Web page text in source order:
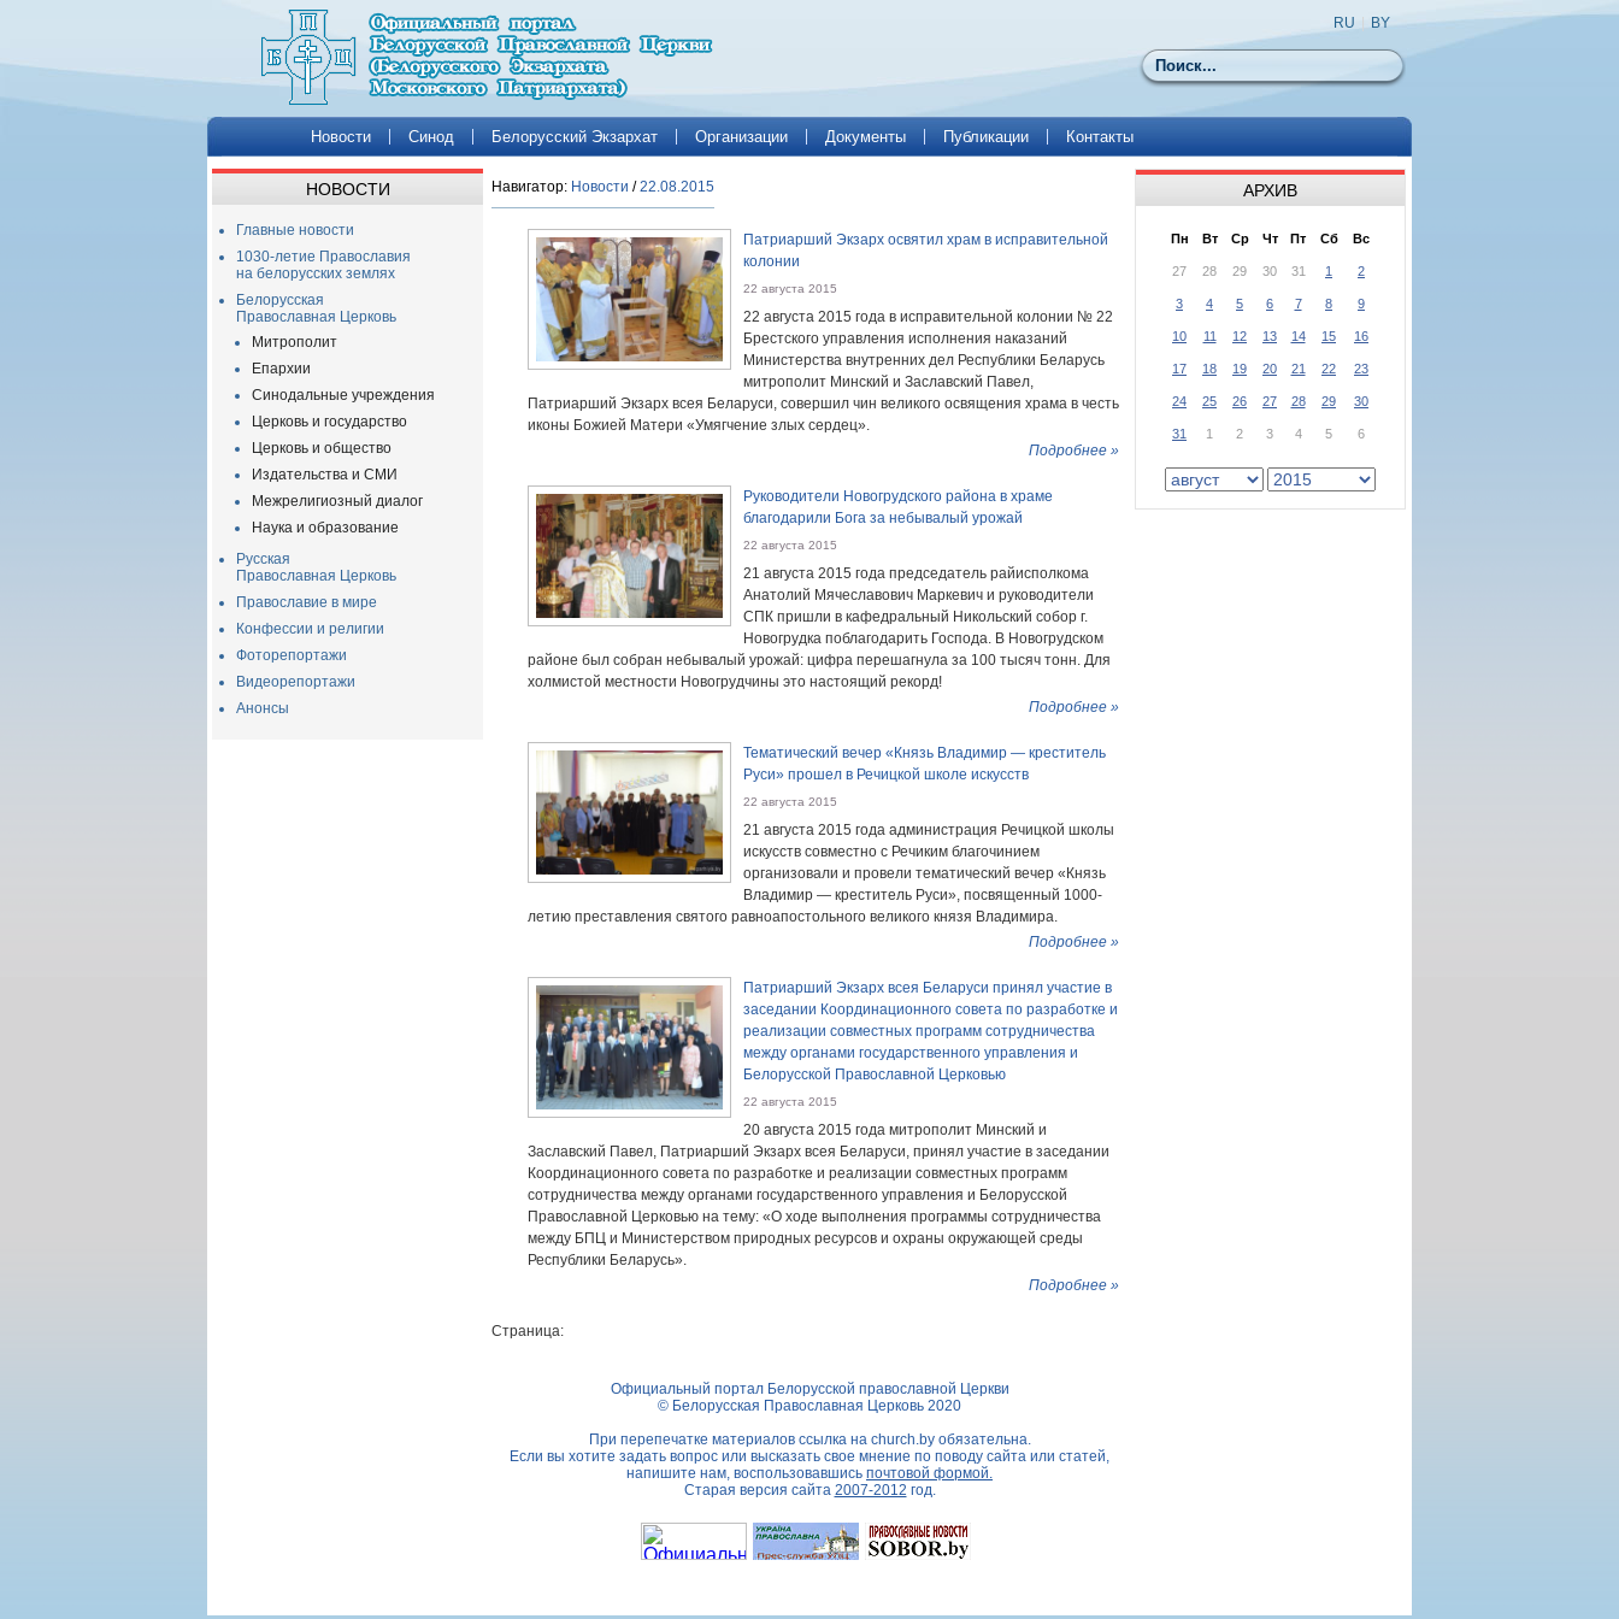
Поиск
RU BY
Новости Синод Белорусский Экзархат Организации Документы Публикации Контакты
НОВОСТИ
Главные новости
1030-летие Православия
на белорусских землях
Белорусская
Православная Церковь
Митрополит
Епархии
Синодальные учреждения
Церковь и государство
Церковь и общество
Издательства и СМИ
Межрелигиозный диалог
Наука и образование
Русская
Православная Церковь
Православие в мире
Конфессии и религии
Фоторепортажи
Видеорепортажи
Анонсы
Навигатор: Новости /22.08.2015
Патриарший Экзарх освятил храм в исправительной
колонии
22 августа 2015
22 августа 2015 года в исправительной колонии № 22
Брестского управления исполнения наказаний
Министерства внутренних дел Республики Беларусь
митрополит Минский и Заславский Павел,
Патриарший Экзарх всея Беларуси, совершил чин великого освящения храма в честь
иконы Божией Матери «Умягчение злых сердец».
Подробнее »
Руководители Новогрудского района в храме
благодарили Бога за небывалый урожай
22 августа 2015
21 августа 2015 года председатель райисполкома
Анатолий Мячеславович Маркевич и руководители
СПК пришли в кафедральный Никольский собор г.
Новогрудка поблагодарить Господа. В Новогрудском
районе был собран небывалый урожай: цифра перешагнула за 100 тысяч тонн. Для
холмистой местности Новогрудчины это настоящий рекорд!
Подробнее »
Тематический вечер «Князь Владимир — креститель
Руси» прошел в Речицкой школе искусств
22 августа 2015
21 августа 2015 года администрация Речицкой школы
искусств совместно с Речиким благочинием
организовали и провели тематический вечер «Князь
Владимир — креститель Руси», посвященный 1000-
летию преставления святого равноапостольного великого князя Владимира.
Подробнее »
Патриарший Экзарх всея Беларуси принял участие в
заседании Координационного совета по разработке и
реализации совместных программ сотрудничества
между органами государственного управления и
Белорусской Православной Церковью
22 августа 2015
20 августа 2015 года митрополит Минский и
Заславский Павел, Патриарший Экзарх всея Беларуси, принял участие в заседании
Координационного совета по разработке и реализации совместных программ
сотрудничества между органами государственного управления и Белорусской
Православной Церковью на тему: «О ходе выполнения программы сотрудничества
между БПЦ и Министерством природных ресурсов и охраны окружающей среды
Республики Беларусь».
Подробнее »
Страница:
АРХИВ
Пн Вт Ср Чт Пт Сб Вс
27 28 29 30 31 1 2
3 4 5 6 7 8 9
10 11 12 13 14 15 16
17 18 19 20 21 22 23
24 25 26 27 28 29 30
31 1 2 3 4 5 6
Официальный портал Белорусской православной Церкви
© Белорусская Православная Церковь 2020
При перепечатке материалов ссылка на church.byобязательна.
Если вы хотите задать вопрос или высказать свое мнение по поводу сайта или статей,
напишите нам, воспользовавшись почтовой формой.
Старая версия сайта 2007-2012 год.